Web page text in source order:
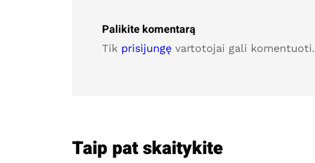
Palikite komentarą
Tik prisijungę vartotojai gali komentuoti.
Taip pat skaitykite